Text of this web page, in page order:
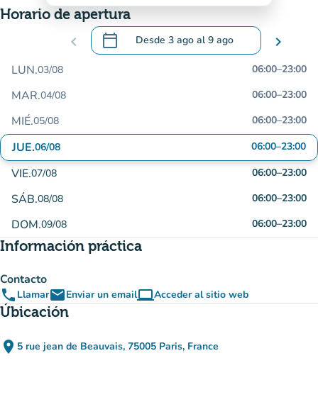
Horario de apertura
chevron_left calendar_today Desde 3 ago al9 ago
.Abra el calendario para cambiar las
chevron_right
LUN.03/08 06:00–23:00
MAR.04/08 06:00–23:00
MIÉ.05/08 06:00–23:00
JUE.06/08 06:00–23:00
VIE.07/08 06:00–23:00
SÁB.08/08 06:00–23:00
DOM.09/08 06:00–23:00
Información práctica
Contacto
phone LlamaremailEnviar un emailcomputerAcceder al sitio web
(nueva pestaña)
Úbicación
place 5 rue jean de Beauvais, 75005 Paris, France
(abrir en Google Maps)
(nueva pestaña)